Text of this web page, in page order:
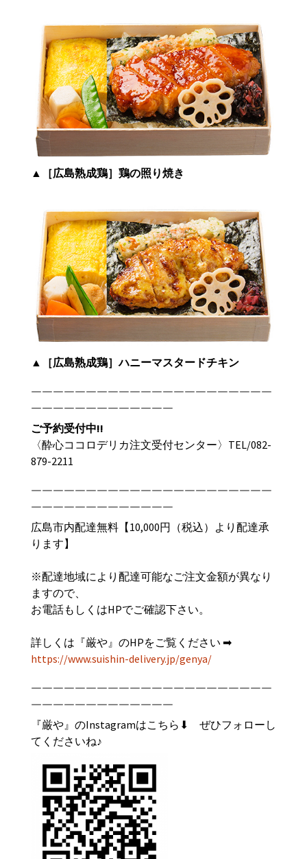
▲ ［広島熟成鶏］鶏の照り焼き
▲ ［広島熟成鶏］ハニーマスタードチキン
￣￣￣￣￣￣￣￣￣￣￣￣￣￣￣￣￣￣￣￣￣￣
￣￣￣￣￣￣￣￣￣￣￣￣￣
ご予約受付中!!
〈酔心ココロデリカ注文受付センター〉TEL/082-
879-2211
￣￣￣￣￣￣￣￣￣￣￣￣￣￣￣￣￣￣￣￣￣￣
￣￣￣￣￣￣￣￣￣￣￣￣￣
広島市内配達無料【10,000円（税込）より配達承
ります】
※配達地域により配達可能なご注文金額が異なり
ますので、
お電話もしくはHPでご確認下さい。
詳しくは『厳や』のHPをご覧ください ➡︎
https://www.suishin-delivery.jp/genya/
￣￣￣￣￣￣￣￣￣￣￣￣￣￣￣￣￣￣￣￣￣￣
￣￣￣￣￣￣￣￣￣￣￣￣￣
『厳や』のInstagramはこちら⬇︎ ぜひフォローし
てくださいね♪